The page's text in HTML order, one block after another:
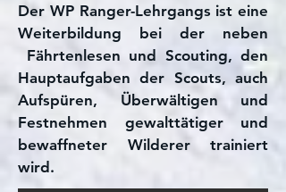
Der WP Ranger-Lehrgangs ist eine
Weiterbildung bei der neben
Fährtenlesen und Scouting, den
Hauptaufgaben der Scouts, auch
Aufspüren, Überwältigen und
Festnehmen gewalttätiger und
bewaffneter Wilderer trainiert
wird. ​